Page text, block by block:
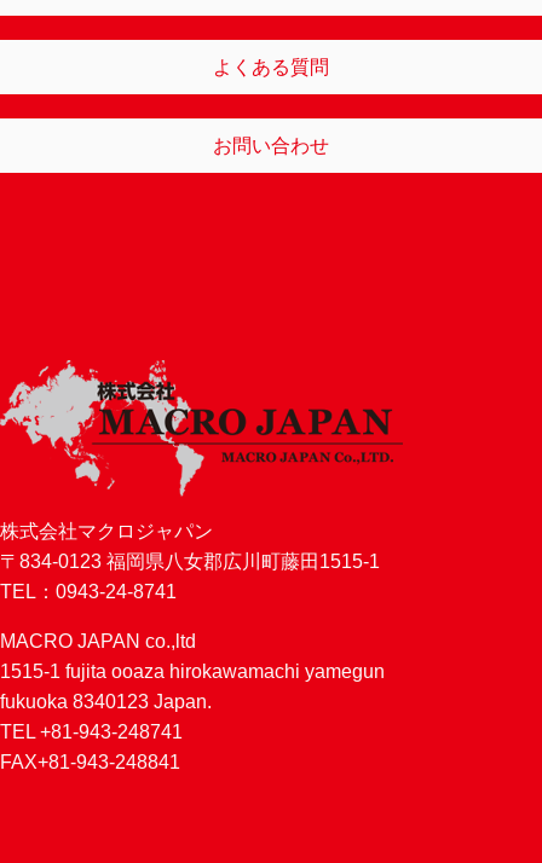
よくある質問
お問い合わせ
株式会社マクロジャパン
〒834-0123 福岡県八女郡広川町藤田1515-1
TEL：0943-24-8741
MACRO JAPAN co.,ltd
1515-1 fujita ooaza hirokawamachi yamegun
fukuoka 8340123 Japan.
TEL +81-943-248741
FAX+81-943-248841